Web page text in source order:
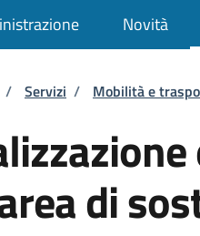
Novità
di pane
/ Servizi / Mobilità e
di